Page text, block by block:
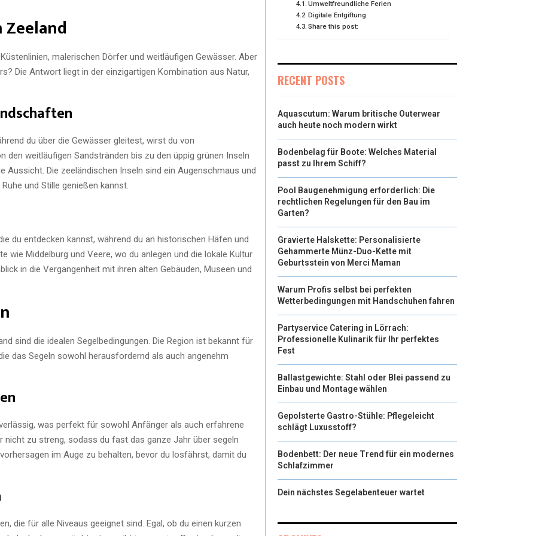
Zeeland
malerischen Dörfer und weitläufigen Gewässer. Aber
Die Antwort liegt in der einzigartigen Kombination aus Natur,
du über die Gewässer gleitest, wirst du von
den weitläufigen Sandstränden bis zu den üppig grünen Inseln
Aussicht. Die zeeländischen Inseln sind ein Augenschmaus und
und Stille genießen kannst.
du entdecken kannst, während du an historischen Häfen und
wie Middelburg und Veere, wo du anlegen und die lokale Kultur
in die Vergangenheit mit ihren alten Gebäuden, Museen und
sind die idealen Segelbedingungen. Die Region ist bekannt für
das Segeln sowohl herausfordernd als auch angenehm
was perfekt für sowohl Anfänger als auch erfahrene
nicht zu streng, sodass du fast das ganze Jahr über segeln
im Auge zu behalten, bevor du losfährst, damit du
die für alle Niveaus geeignet sind. Egal, ob du einen kurzen
Umweltfreundliche Ferien
Digitale Entgiftung
Share this post:
RECENT POSTS
Aquascutum: Warum britische Outerwear
auch heute noch modern wirkt
Bodenbelag für Boote: Welches Material
passt zu Ihrem Schiff?
Pool Baugenehmigung erforderlich: Die
rechtlichen Regelungen für den Bau im
Garten?
Gravierte Halskette: Personalisierte
Gehammerte Münz-Duo-Kette mit
Geburtsstein von Merci Maman
Warum Profis selbst bei perfekten
Wetterbedingungen mit Handschuhen fahren
Partyservice Catering in Lörrach:
Professionelle Kulinarik für Ihr perfektes
Fest
Ballastgewichte: Stahl oder Blei passend zu
Einbau und Montage wählen
Gepolsterte Gastro-Stühle: Pflegeleicht
schlägt Luxusstoff?
Bodenbett: Der neue Trend für ein modernes
Schlafzimmer
Dein nächstes Segelabenteuer wartet